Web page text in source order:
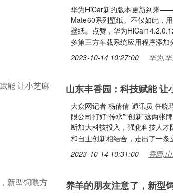
华为HiCar新的版本更新到来
Mate60系列壁纸。不仅如此，
壁纸。点赞，华为
多第三方车载系统应用程序添加
2023-10-14 10:27:00 华为,
山东丰香园：科技赋能 让
大众网记者 杨倩倩 通讯员 任
限公司打好“传承”“创新”这两张
断加大科技投入，强化科技人
和自主创新相结合，走出了一条
2023-10-14 10:31:00 香园,
养羊的朋友注意了，新型